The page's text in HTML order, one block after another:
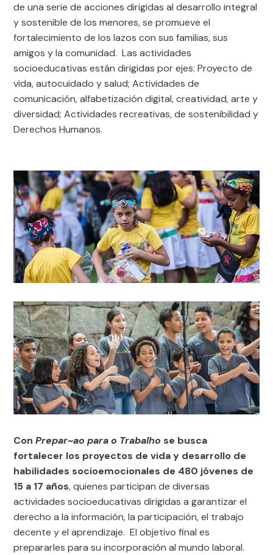
de una serie de acciones dirigidas al desarrollo integral
y sostenible de los menores, se promueve el
fortalecimiento de los lazos con sus familias, sus
amigos y la comunidad. Las actividades
socioeducativas están dirigidas por ejes: Proyecto de
vida, autocuidado y salud; Actividades de
comunicación, alfabetización digital, creatividad, arte y
diversidad; Actividades recreativas, de sostenibilidad y
Derechos Humanos.
ConPrepar~ao para o Trabalho se busca
fortalecer los proyectos de vida y desarrollo de
habilidades socioemocionales de 480 jóvenes de
15 a 17 años, quienes participan de diversas
actividades socioeducativas dirigidas a garantizar el
derecho a la información, la participación, el trabajo
decente y el aprendizaje. El objetivo final es
prepararles para su incorporación al mundo laboral.